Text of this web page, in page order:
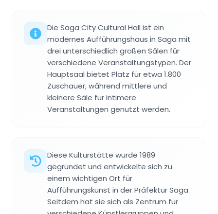
Die Saga City Cultural Hall ist ein
modernes Aufführungshaus in Saga mit
drei unterschiedlich großen Sälen für
verschiedene Veranstaltungstypen. Der
Hauptsaal bietet Platz für etwa 1.800
Zuschauer, während mittlere und
kleinere Säle für intimere
Veranstaltungen genutzt werden.
Diese Kulturstätte wurde 1989
gegründet und entwickelte sich zu
einem wichtigen Ort für
Aufführungskunst in der Präfektur Saga.
Seitdem hat sie sich als Zentrum für